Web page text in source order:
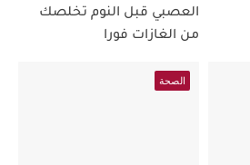
العصبي قبل النوم تخلصك
من الغازات فورا
الصحة